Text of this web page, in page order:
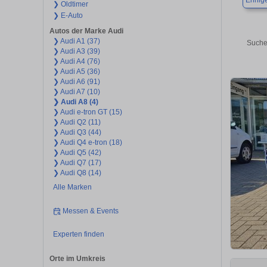
❯ Oldtimer
❯ E-Auto
Autos der Marke Audi
❯ Audi A1 (37)
❯ Audi A3 (39)
❯ Audi A4 (76)
❯ Audi A5 (36)
❯ Audi A6 (91)
❯ Audi A7 (10)
❯ Audi A8 (4)
❯ Audi e-tron GT (15)
❯ Audi Q2 (11)
❯ Audi Q3 (44)
❯ Audi Q4 e-tron (18)
❯ Audi Q5 (42)
❯ Audi Q7 (17)
❯ Audi Q8 (14)
Alle Marken
Messen & Events
Experten finden
Orte im Umkreis